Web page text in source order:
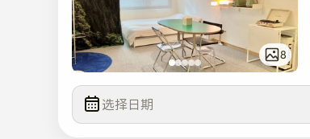
8
选择日期